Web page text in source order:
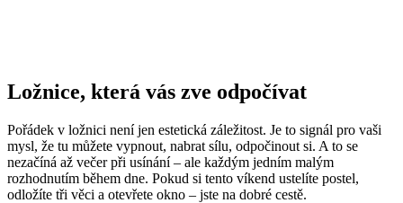
Ložnice, která vás zve odpočívat
Pořádek v ložnici není jen estetická záležitost. Je to signál pro vaši
mysl, že tu můžete vypnout, nabrat sílu, odpočinout si. A to se
nezačíná až večer při usínání – ale každým jedním malým
rozhodnutím během dne. Pokud si tento víkend ustelíte postel,
odložíte tři věci a otevřete okno – jste na dobré cestě.